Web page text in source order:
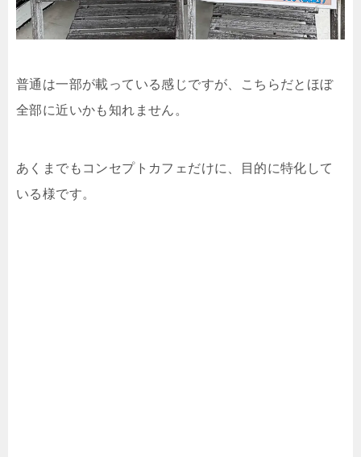
普通は一部が載っている感じですが、こちらだとほぼ
全部に近いかも知れません。
あくまでもコンセプトカフェだけに、目的に特化して
いる様です。